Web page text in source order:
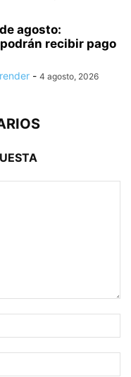
agosto:
recibir pago
- 4 agosto, 2026